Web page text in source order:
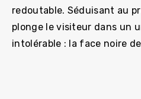
redoutable. Séduisant au
plonge le visiteur dans un
intolérable : la face noire